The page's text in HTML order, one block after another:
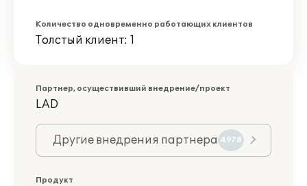
Количество одновременно работающих клиентов
Толстый клиент: 1
Партнер, осуществивший внедрение/проект
LAD
Другие внедрения партнера 4978
Продукт